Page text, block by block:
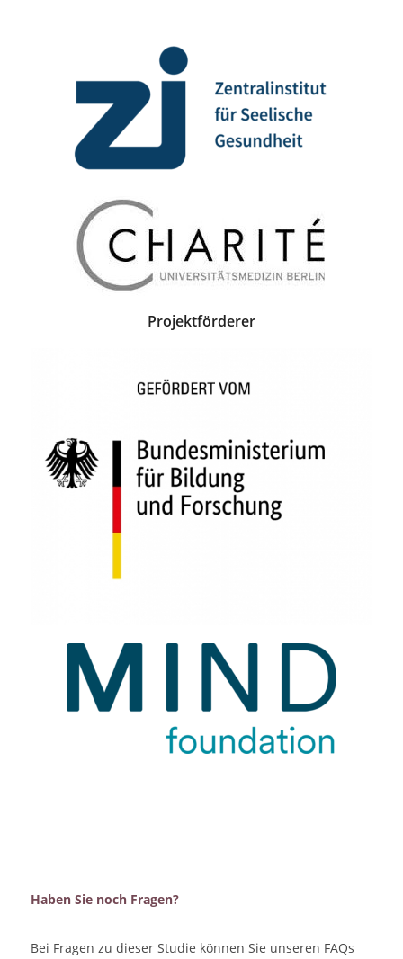
Projektförderer
Haben Sie noch Fragen?
Bei Fragen zu dieser Studie können Sie unseren FAQs